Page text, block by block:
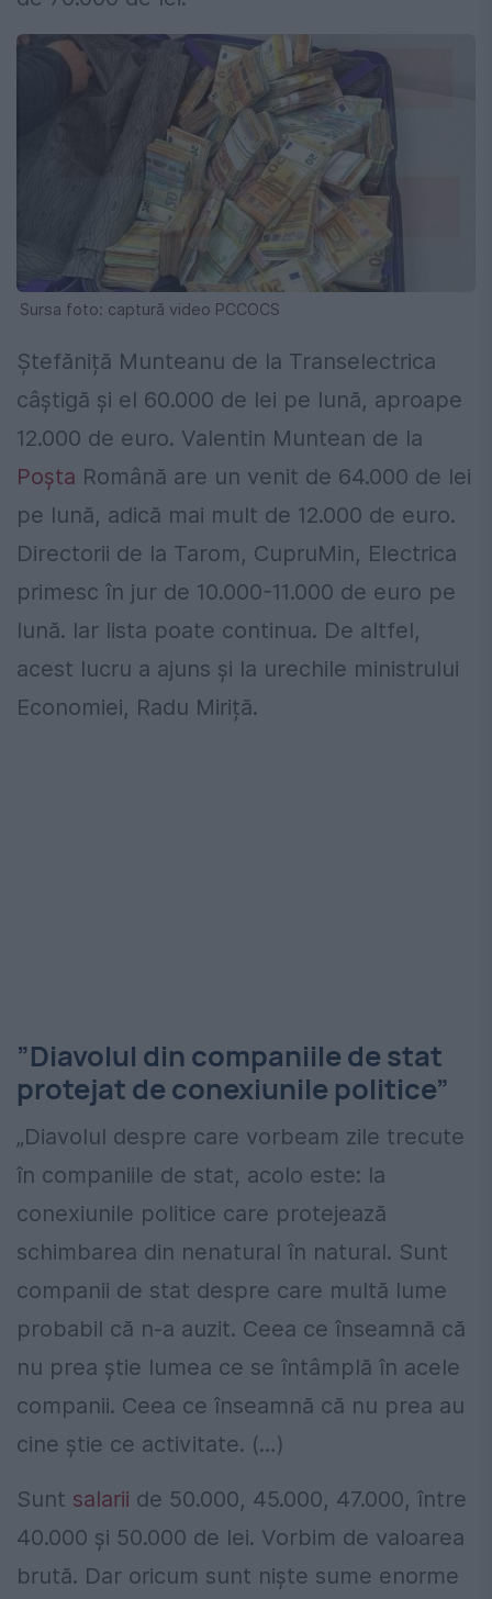
Sursa foto: captură video PCCOCS
Ștefăniță Munteanu de la Transelectrica
câștigă și el 60.000 de lei pe lună, aproape
12.000 de euro. Valentin Muntean de la
Poșta Română are un venit de 64.000 de lei
pe lună, adică mai mult de 12.000 de euro.
Directorii de la Tarom, CupruMin, Electrica
primesc în jur de 10.000-11.000 de euro pe
lună. Iar lista poate continua. De altfel,
acest lucru a ajuns și la urechile ministrului
Economiei, Radu Miriță.
”Diavolul din companiile de stat
protejat de conexiunile politice”
„Diavolul despre care vorbeam zile trecute
în companiile de stat, acolo este: la
conexiunile politice care protejează
schimbarea din nenatural în natural. Sunt
companii de stat despre care multă lume
probabil că n-a auzit. Ceea ce înseamnă că
nu prea ştie lumea ce se întâmplă în acele
companii. Ceea ce înseamnă că nu prea au
cine ştie ce activitate. (…)
Sunt salarii de 50.000, 45.000, 47.000, între
40.000 şi 50.000 de lei. Vorbim de valoarea
brută. Dar oricum sunt nişte sume enorme